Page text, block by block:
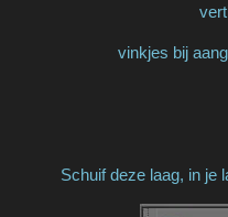
vinkjes bij
Schuif deze laag, in je